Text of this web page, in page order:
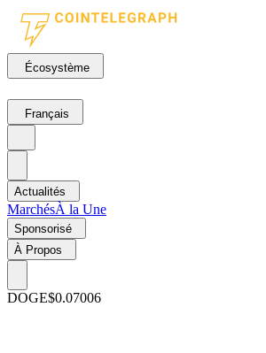
Écosystème
Français
Actualités
MarchésÀ la Une
Sponsorisé
À Propos
DOGE$0.07006